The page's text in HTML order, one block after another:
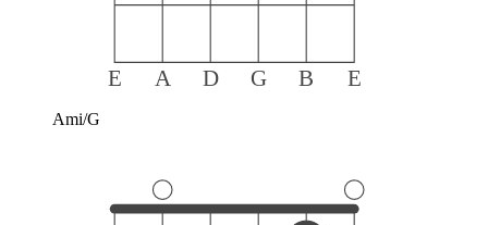
E A D G B E
Ami/G